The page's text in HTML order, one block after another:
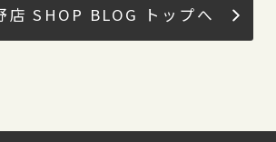
店 SHOP BLOG トップへ